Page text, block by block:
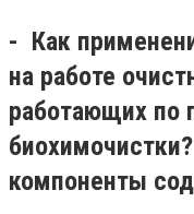
- Как
на работе
работающих по
компоненты